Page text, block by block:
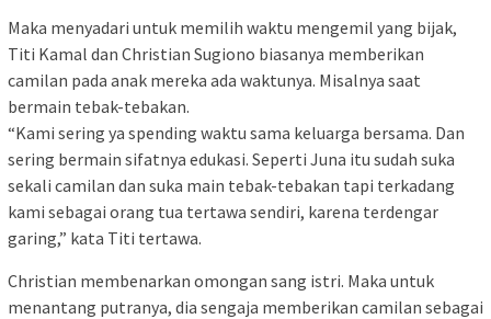
Maka menyadari untuk memilih waktu mengemil yang bijak,
Titi Kamal dan Christian Sugiono biasanya memberikan
camilan pada anak mereka ada waktunya. Misalnya saat
bermain tebak-tebakan.
“Kami sering ya spending waktu sama keluarga bersama. Dan
sering bermain sifatnya edukasi. Seperti Juna itu sudah suka
sekali camilan dan suka main tebak-tebakan tapi terkadang
kami sebagai orang tua tertawa sendiri, karena terdengar
garing,” kata Titi tertawa.
Christian membenarkan omongan sang istri. Maka untuk
menantang putranya, dia sengaja memberikan camilan sebagai